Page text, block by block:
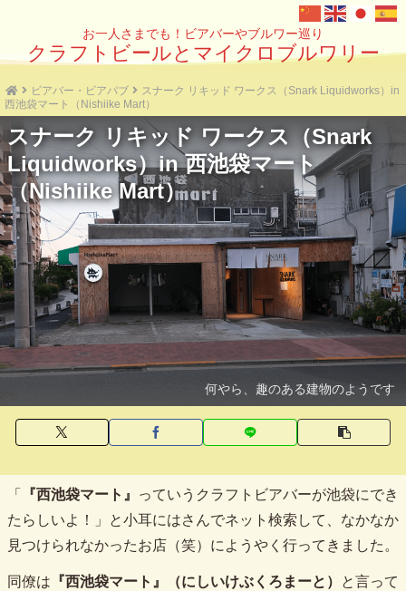
お一人さまでも！ビアバーやブルワー巡り
クラフトビールとマイクロブルワリー
ビアバー・ビアパブ
スナーク リキッド ワークス（Snark Liquidworks）in
西池袋マート（Nishiike Mart）
スナーク リキッド ワークス（Snark
Liquidworks）in 西池袋マート
（Nishiike Mart）
何やら、趣のある建物のようです
「 『西池袋マート』
っていうクラフトビアバーが池袋にでき
たらしいよ！」と小耳にはさんでネット検索して、なかなか
見つけられなかったお店（笑）にようやく行ってきました。
同僚は 『西池袋マート』（にしいけぶくろまーと）
と言って